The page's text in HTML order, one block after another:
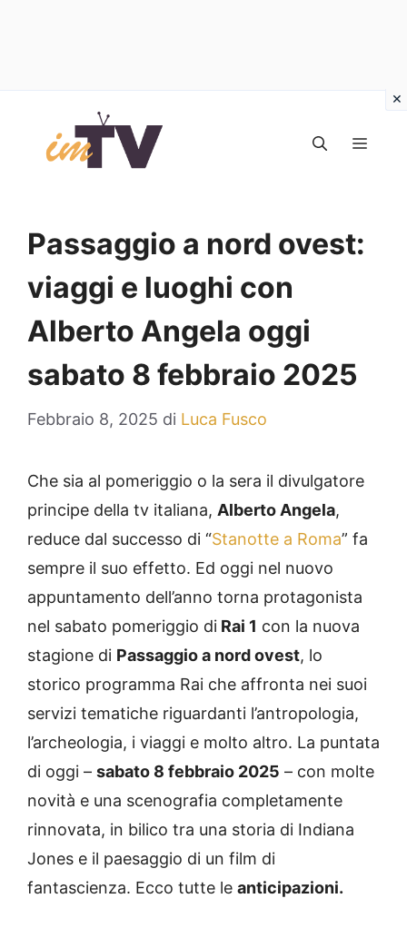
contenuto
Passaggio a nord ovest:
viaggi e luoghi con
Alberto Angela oggi
sabato 8 febbraio 2025
Febbraio 8, 2025 di Luca Fusco
Che sia al pomeriggio o la sera il divulgatore
principe della tv italiana, Alberto Angela,
reduce dal successo di “Stanotte a Roma” fa
sempre il suo effetto. Ed oggi nel nuovo
appuntamento dell’anno torna protagonista
nel sabato pomeriggio di Rai 1 con la nuova
stagione di Passaggio a nord ovest, lo
storico programma Rai che affronta nei suoi
servizi tematiche riguardanti l’antropologia,
l’archeologia, i viaggi e molto altro. La puntata
di oggi – sabato 8 febbraio 2025 – con molte
novità e una scenografia completamente
rinnovata, in bilico tra una storia di Indiana
Jones e il paesaggio di un film di
fantascienza. Ecco tutte le anticipazioni.